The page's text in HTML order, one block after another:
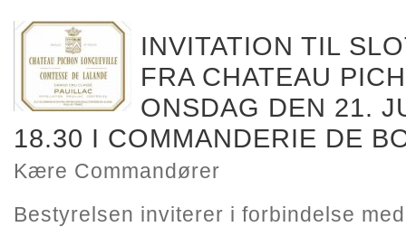
INVITATION TIL
FRA CHATEAU
ONSDAG DEN 21.
18.30 I COMMANDERIE DE
Kære Commandører
Bestyrelsen inviterer i forbindelse